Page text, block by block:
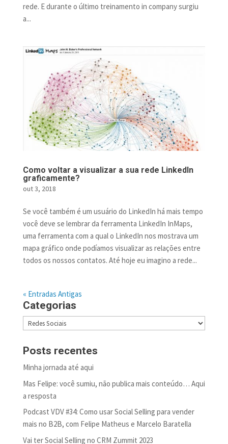
rede. E durante o último treinamento in company surgiu
a...
Como voltar a visualizar a sua rede LinkedIn
graficamente?
out 3, 2018
Se você também é um usuário do LinkedIn há mais tempo
você deve se lembrar da ferramenta LinkedIn InMaps,
uma ferramenta com a qual o LinkedIn nos mostrava um
mapa gráfico onde podíamos visualizar as relações entre
todos os nossos contatos. Até hoje eu imagino a rede...
« Entradas Antigas
Categorias
Categorias
Posts recentes
Minha jornada até aqui
Mas Felipe: você sumiu, não publica mais conteúdo… Aqui
a resposta
Podcast VDV #34: Como usar Social Selling para vender
mais no B2B, com Felipe Matheus e Marcelo Baratella
Vai ter Social Selling no CRM Zummit 2023